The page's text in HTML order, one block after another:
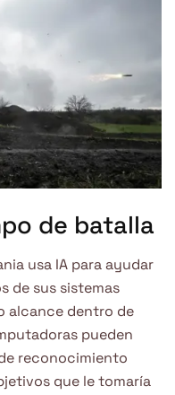
de batalla
usa IA para ayudar
de sus sistemas
alcance dentro de
pueden
reconocimiento
que le tomaría